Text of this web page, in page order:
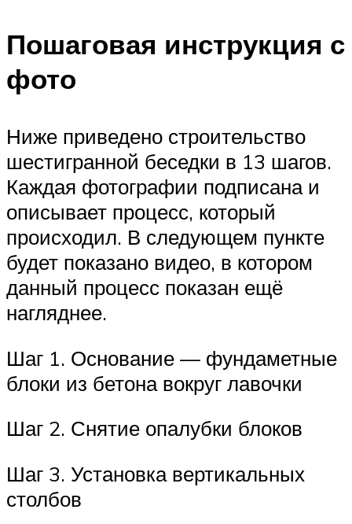
Пошаговая инструкция с
фото
Ниже приведено строительство
шестигранной беседки в 13 шагов.
Каждая фотографии подписана и
описывает процесс, который
происходил. В следующем пункте
будет показано видео, в котором
данный процесс показан ещё
нагляднее.
Шаг 1. Основание — фундаметные
блоки из бетона вокруг лавочки
Шаг 2. Снятие опалубки блоков
Шаг 3. Установка вертикальных
столбов